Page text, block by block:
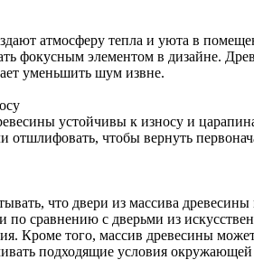
атмосферу тепла и уюта в
фокусным элементом в дизайне.
уменьшить шум извне.
устойчивы к износу и
отшлифовать, чтобы вернуть
что двери из массива
по сравнению с дверьми из
Кроме того, массив древесины
подходящие условия